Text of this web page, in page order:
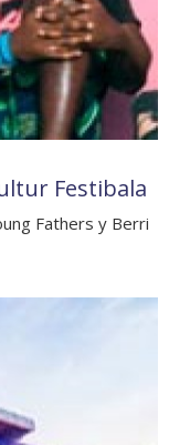
Festibala
Fathers y Berri